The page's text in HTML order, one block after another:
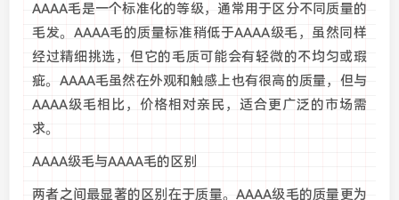
AAAA毛是一个标准化的等级，通常用于区分不同质量的
毛发。AAAA毛的质量标准稍低于AAAA级毛，虽然同样
经过精细挑选，但它的毛质可能会有轻微的不均匀或瑕
疵。AAAA毛虽然在外观和触感上也有很高的质量，但与
AAAA级毛相比，价格相对亲民，适合更广泛的市场需
求。
AAAA级毛与AAAA毛的区别
两者之间最显著的区别在于质量。AAAA级毛的质量更为